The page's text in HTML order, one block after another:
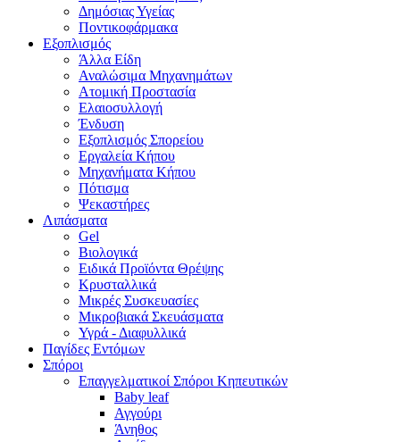
Δημόσιας Υγείας
Ποντικοφάρμακα
Εξοπλισμός
Άλλα Είδη
Αναλώσιμα Μηχανημάτων
Ατομική Προστασία
Ελαιοσυλλογή
Ένδυση
Εξοπλισμός Σπορείου
Εργαλεία Κήπου
Μηχανήματα Κήπου
Πότισμα
Ψεκαστήρες
Λιπάσματα
Gel
Βιολογικά
Ειδικά Προϊόντα Θρέψης
Κρυσταλλικά
Μικρές Συσκευασίες
Μικροβιακά Σκευάσματα
Υγρά - Διαφυλλικά
Παγίδες Εντόμων
Σπόροι
Επαγγελματικοί Σπόροι Κηπευτικών
Baby leaf
Αγγούρι
Άνηθος